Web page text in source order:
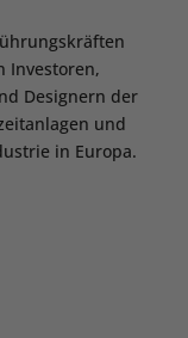
Investoren,
Designern der
und
in Europa.